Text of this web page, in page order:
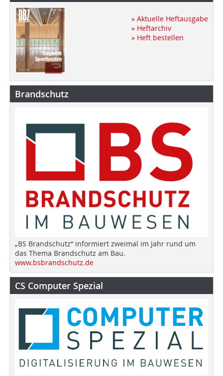
» Aktuelle Heftausgabe
» Heftarchiv
» Heft bestellen
Brandschutz
„BS Brandschutz“ informiert zweimal im Jahr rund um
das Thema Brandschutz am Bau.
www.bsbrandschutz.de
CS Computer Spezial